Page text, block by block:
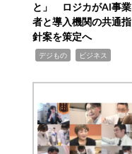
と」 ロジカがAI事業
者と導入機関の共通指
針案を策定へ
デジもの ビジネス